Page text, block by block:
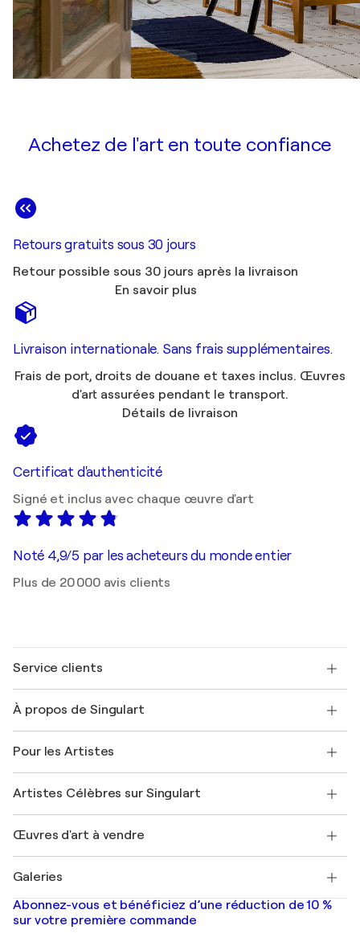
Achetez de l'art en toute confiance
Retours gratuits sous 30 jours
Retour possible sous 30 jours après la livraison
En savoir plus
Livraison internationale. Sans frais supplémentaires.
Frais de port, droits de douane et taxes inclus. Œuvres
d'art assurées pendant le transport.
Détails de livraison
Certificat d'authenticité
Signé et inclus avec chaque œuvre d'art
Noté 4,9/5 par les acheteurs du monde entier
Plus de 20 000 avis clients
Service clients
Expédition
Offrir une carte cadeau
Rejoignez notre programme commercial
Mon compte
+33 1 76 44 06 42
À propos de Singulart
FAQ
Magazine Singulart
Emplois
Découvrez une sélection d'art original
Pour les Artistes
Se connecter en tant qu'Artiste
Artistes Célèbres sur Singulart
Marc Chagall
Banksy
Mr. Brainwash
Shepard Fairey
Œuvres d'art à vendre
Tableaux abstraits à vendre
Peintures de paysage
Estampes
Galeries
Galeries d'art en France
Galeries d'art en Belgique
Abonnez-vous et bénéficiez d’une réduction de 10 %
sur votre première commande